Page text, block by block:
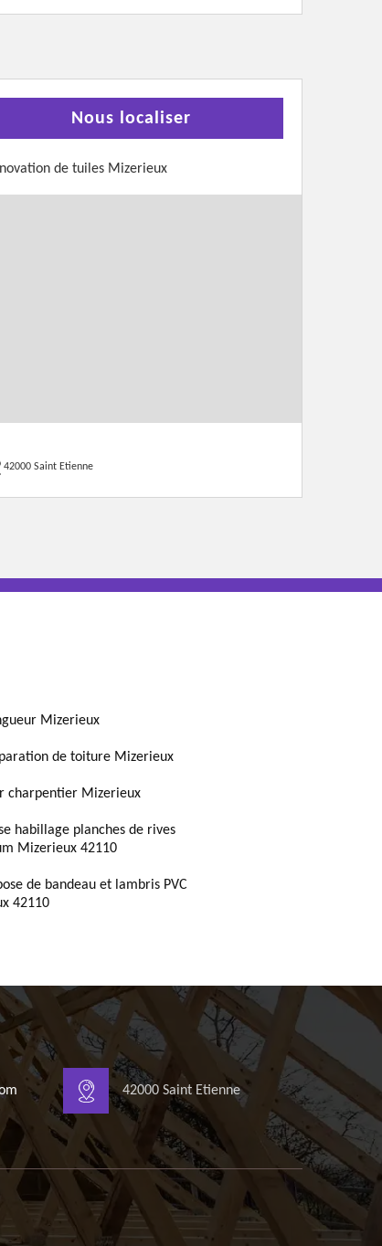
Nous localiser
de tuiles Mizerieux
42000 Saint Etienne
Mizerieux
de toiture Mizerieux
charpentier Mizerieux
habillage planches de rives
Mizerieux 42110
de bandeau et lambris PVC
42110
42000 Saint Etienne